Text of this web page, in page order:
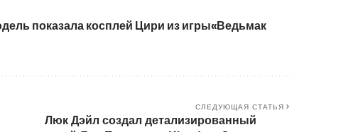
показала косплей Цири из игры«Ведьмак
СЛЕДУЮЩАЯ СТАТЬЯ
Люк Дэйл создал детализированный